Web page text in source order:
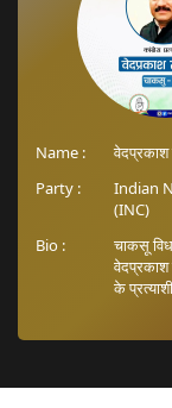
Name :
Party :
Indian
(INC)
Bio :
चाकसू
वेदप्रकाश
के